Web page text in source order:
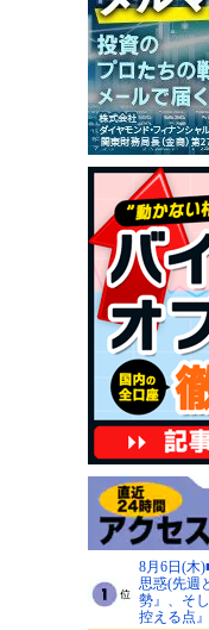
8月6日(木
思惑(先週
勢』、そ
控える点